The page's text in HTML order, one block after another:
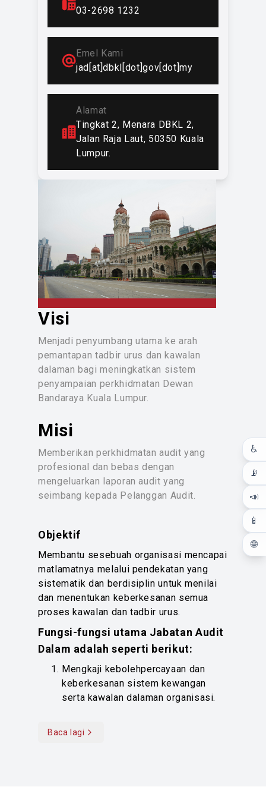
♿
📡
📣
📱
🌐
03-2698 1232
Emel Kami
jad[at]dbkl[dot]gov[dot]my
Alamat
Tingkat 2, Menara DBKL 2,
Jalan Raja Laut, 50350 Kuala
Lumpur.
Visi
Menjadi penyumbang utama ke arah
pemantapan tadbir urus dan kawalan
dalaman bagi meningkatkan sistem
penyampaian perkhidmatan Dewan
Bandaraya Kuala Lumpur.
Misi
Memberikan perkhidmatan audit yang
profesional dan bebas dengan
mengeluarkan laporan audit yang
seimbang kepada Pelanggan Audit.
Objektif
Membantu sesebuah organisasi mencapai
matlamatnya melalui pendekatan yang
sistematik dan berdisiplin untuk menilai
dan menentukan keberkesanan semua
proses kawalan dan tadbir urus.
Fungsi-fungsi utama Jabatan Audit
Dalam adalah seperti berikut:
Mengkaji kebolehpercayaan dan
keberkesanan sistem kewangan
serta kawalan dalaman organisasi.
dasar, undang-undang, peraturan dan
Baca lagi
Read more content